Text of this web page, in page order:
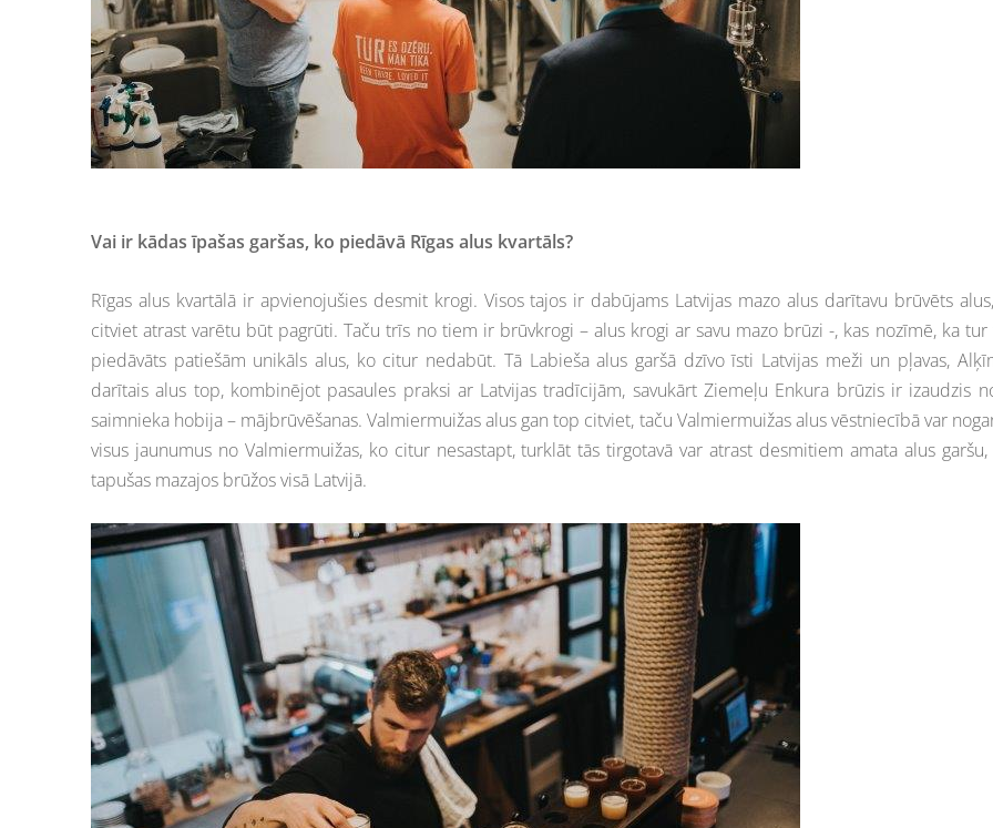
Vai ir kādas īpašas garšas, ko piedāvā Rīgas alus kvartāls?
Rīgas alus kvartālā ir apvienojušies desmit krogi. Visos tajos ir dabūjams Latvijas mazo alus darītavu brūvēts
citviet atrast varētu būt pagrūti. Taču trīs no tiem ir brūvkrogi – alus krogi ar savu mazo brūzi -, kas nozīmē, ka tur
piedāvāts patiešām unikāls alus, ko citur nedabūt. Tā Labieša alus garšā dzīvo īsti Latvijas meži un pļavas,
darītais alus top, kombinējot pasaules praksi ar Latvijas tradīcijām, savukārt Ziemeļu Enkura brūzis ir izaudzis
saimnieka hobija – mājbrūvēšanas. Valmiermuižas alus gan top citviet, taču Valmiermuižas alus vēstniecībā var
visus jaunumus no Valmiermuižas, ko citur nesastapt, turklāt tās tirgotavā var atrast desmitiem amata alus garšu,
tapušas mazajos brūžos visā Latvijā.